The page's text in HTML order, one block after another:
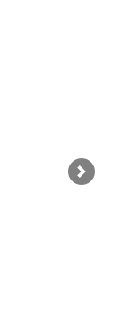
Next